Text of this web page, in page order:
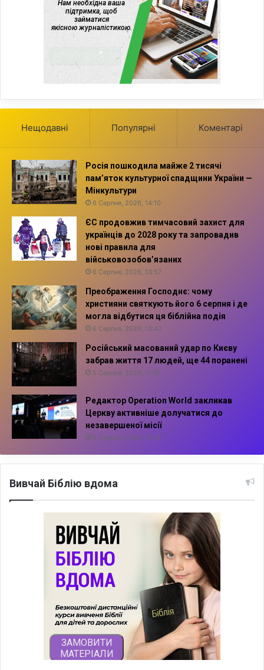
Нещодавні Популярні Коментарі
Росія пошкодила майже 2 тисячі
пам’яток культурної спадщини України —
Мінкультури
6 Серпня, 2026, 14:10
ЄС продовжив тимчасовий захист для
українців до 2028 року та запровадив
нові правила для
військовозобов’язаних
6 Серпня, 2026, 13:57
Преображення Господнє: чому
християни святкують його 6 серпня і де
могла відбутися ця біблійна подія
6 Серпня, 2026, 13:42
Російський масований удар по Києву
забрав життя 17 людей, ще 44 поранені
5 Серпня, 2026, 11:16
Редактор Operation World закликав
Церкву активніше долучатися до
незавершеної місії
5 Серпня, 2026, 10:14
Вивчай Біблію вдома